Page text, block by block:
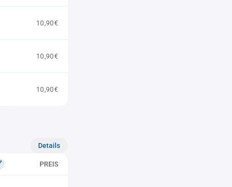
10,90€
10,90€
10,90€
Details
PREIS